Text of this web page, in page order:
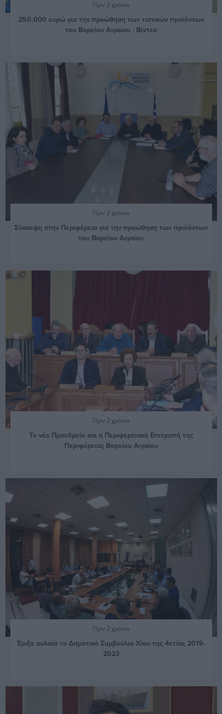
Πριν 2 χρόνια
250.000 ευρώ για την προώθηση των τοπικών προϊόντων
του Βορείου Αιγαίου - Βίντεο
Πριν 2 χρόνια
Σύσκεψη στην Περιφέρεια για την προώθηση των προϊόντων
του Βορείου Αιγαίου
Πριν 2 χρόνια
Το νέο Προεδρείο και η Περιφερειακή Επιτροπή της
Περιφέρειας Βορείου Αιγαίου
Πριν 2 χρόνια
Έριξε αυλαία το Δημοτικό Συμβούλιο Χίου της 4ετίας 2019-
2023